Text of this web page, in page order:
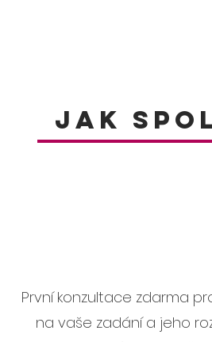
Jak
První konzultace zdarma
na vaše zadání a jeho